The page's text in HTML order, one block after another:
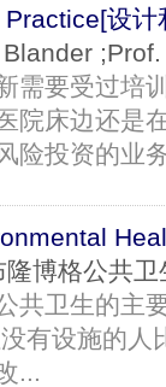
设
需要受过培
院床边还是
险投资的业
博格公共卫
共卫生的主
有设施的人
...